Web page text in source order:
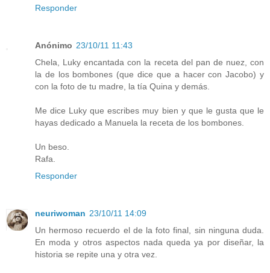
Responder
Anónimo 23/10/11 11:43
Chela, Luky encantada con la receta del pan de nuez, con
la de los bombones (que dice que a hacer con Jacobo) y
con la foto de tu madre, la tía Quina y demás.
Me dice Luky que escribes muy bien y que le gusta que le
hayas dedicado a Manuela la receta de los bombones.
Un beso.
Rafa.
Responder
neuriwoman 23/10/11 14:09
Un hermoso recuerdo el de la foto final, sin ninguna duda.
En moda y otros aspectos nada queda ya por diseñar, la
historia se repite una y otra vez.